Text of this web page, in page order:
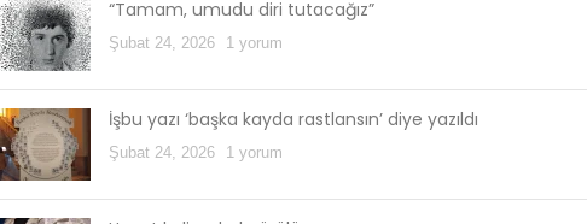
“Tamam, umudu diri tutacağız”
Şubat 24, 2026 1 yorum
İşbu yazı ‘başka kayda rastlansın’ diye yazıldı
Şubat 24, 2026 1 yorum